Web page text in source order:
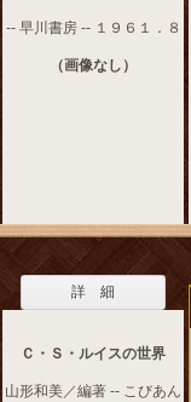
-- 早川書房 -- １９６１．８
（画像なし）
詳 細
Ｃ・Ｓ・ルイスの世界
山形和美／編著 -- こびあん